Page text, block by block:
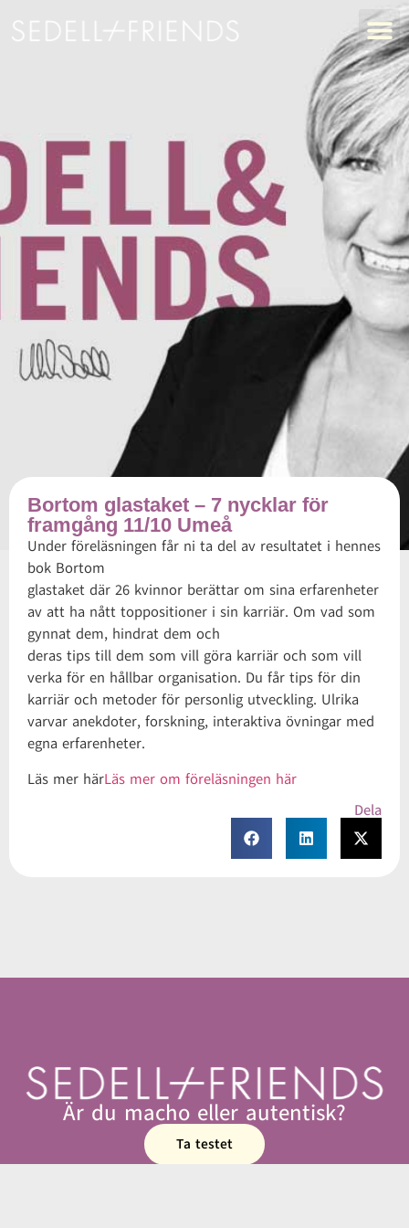
Bortom glastaket – 7 nycklar för
framgång 11/10 Umeå
Under föreläsningen får ni ta del av resultatet i hennes
bok Bortom
glastaket där 26 kvinnor berättar om sina erfarenheter
av att ha nått toppositioner i sin karriär. Om vad som
gynnat dem, hindrat dem och
deras tips till dem som vill göra karriär och som vill
verka för en hållbar organisation. Du får tips för din
karriär och metoder för personlig utveckling. Ulrika
varvar anekdoter, forskning, interaktiva övningar med
egna erfarenheter.
Läs mer härLäs mer om föreläsningen här
Dela
Är du macho eller autentisk?
Ta testet